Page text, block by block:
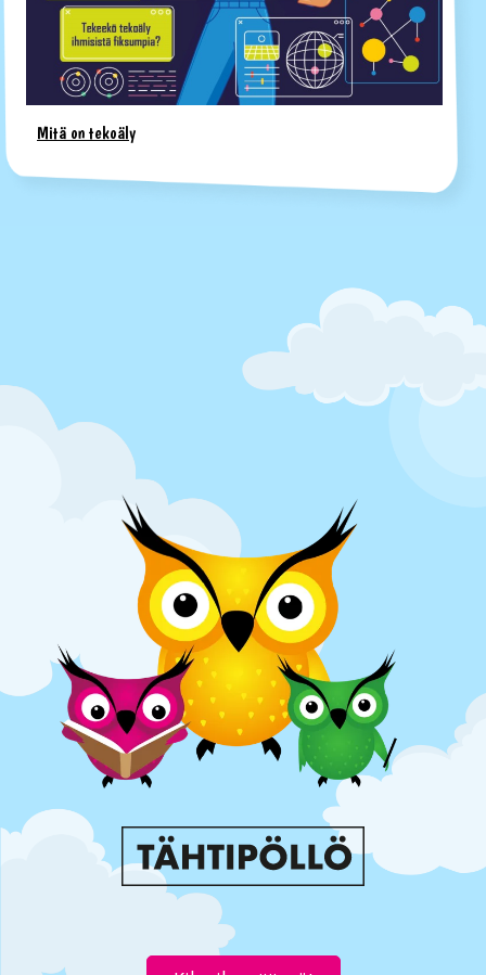
Mitä on tekoäly